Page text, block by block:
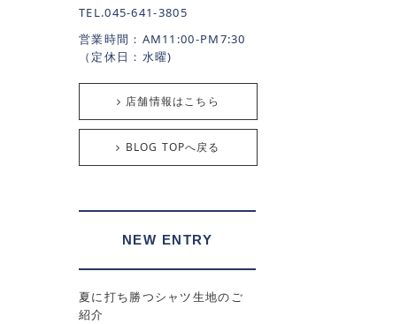
TEL.045-641-3805
営業時間：AM11:00-PM7:30
（定休日：水曜)
店舗情報はこちら
BLOG TOPへ戻る
NEW ENTRY
夏に打ち勝つシャツ生地のご
紹介